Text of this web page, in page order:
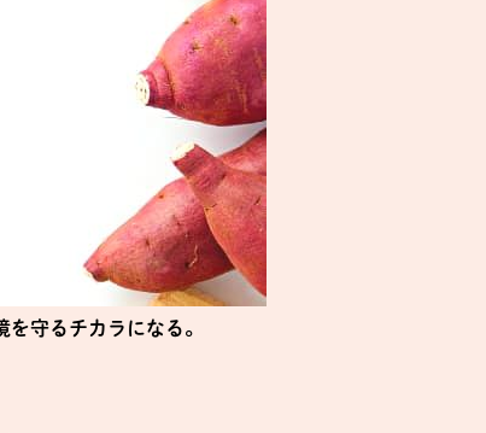
を守るチカラになる。